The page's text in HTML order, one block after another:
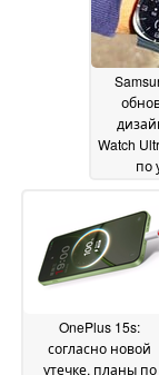
Watch
по
будет
9
«
OnePlus 15s:
согласно новой
утечке, планы по